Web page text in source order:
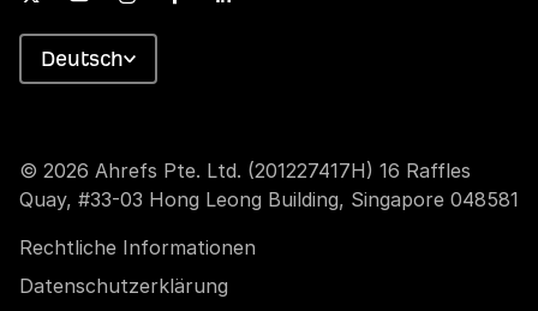
© 2026 Ahrefs Pte. Ltd. (201227417H) 16 Raffles
Quay, #33-03 Hong Leong Building, Singapore 048581
Rechtliche Informationen
Datenschutzerklärung
Deutsch